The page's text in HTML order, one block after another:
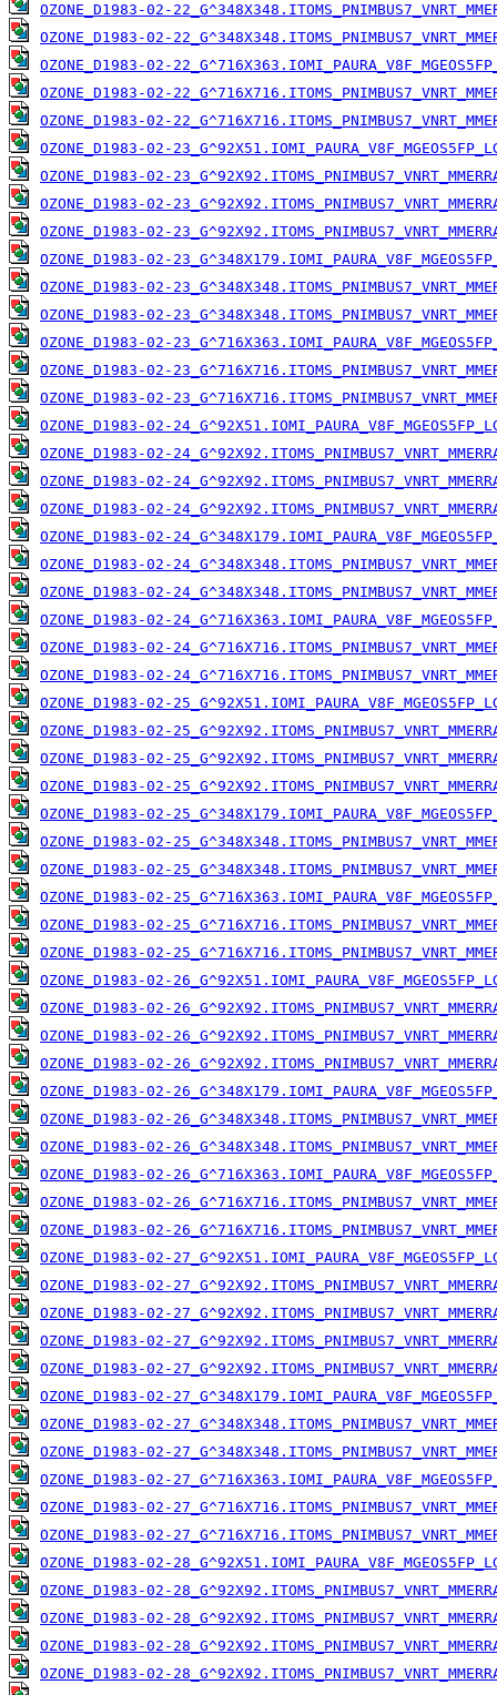
OZONE_D1983-02-
OZONE_D1983-02-
OZONE_D1983-02-
OZONE_D1983-02-
OZONE_D1983-02-
OZONE_D1983-02-
OZONE_D1983-02-
OZONE_D1983-02-
OZONE_D1983-02-
OZONE_D1983-02-
OZONE_D1983-02-
OZONE_D1983-02-
OZONE_D1983-02-
OZONE_D1983-02-
OZONE_D1983-02-
OZONE_D1983-02-
OZONE_D1983-02-
OZONE_D1983-02-
OZONE_D1983-02-
OZONE_D1983-02-
OZONE_D1983-02-
OZONE_D1983-02-
OZONE_D1983-02-
OZONE_D1983-02-
OZONE_D1983-02-
OZONE_D1983-02-
OZONE_D1983-02-
OZONE_D1983-02-
OZONE_D1983-02-
OZONE_D1983-02-
OZONE_D1983-02-
OZONE_D1983-02-
OZONE_D1983-02-
OZONE_D1983-02-
OZONE_D1983-02-
OZONE_D1983-02-
OZONE_D1983-02-
OZONE_D1983-02-
OZONE_D1983-02-
OZONE_D1983-02-
OZONE_D1983-02-
OZONE_D1983-02-
OZONE_D1983-02-
OZONE_D1983-02-
OZONE_D1983-02-
OZONE_D1983-02-
OZONE_D1983-02-
OZONE_D1983-02-
OZONE_D1983-02-
OZONE_D1983-02-
OZONE_D1983-02-
OZONE_D1983-02-
OZONE_D1983-02-
OZONE_D1983-02-
OZONE_D1983-02-
OZONE_D1983-02-
OZONE_D1983-02-
OZONE_D1983-02-
OZONE_D1983-02-
OZONE_D1983-02-
OZONE_D1983-02-